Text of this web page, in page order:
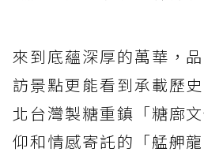
來到底蘊深厚的萬華，
訪景點更能看到承載歷
北台灣製糖重鎮「糖廍
仰和情感寄託的「艋舺